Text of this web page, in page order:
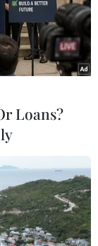
mang hương ra
Loans?